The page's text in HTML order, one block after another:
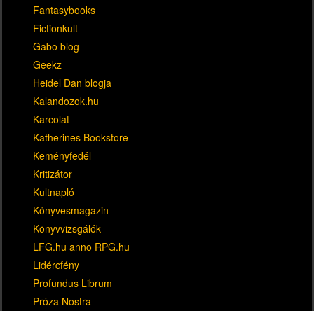
Fantasybooks
Fictionkult
Gabo blog
Geekz
Heidel Dan blogja
Kalandozok.hu
Karcolat
Katherines Bookstore
Keményfedél
Kritizátor
Kultnapló
Könyvesmagazin
Könyvvizsgálók
LFG.hu anno RPG.hu
Lidércfény
Profundus Librum
Próza Nostra